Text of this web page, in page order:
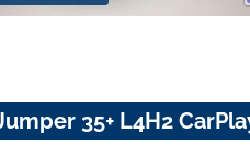
35+ L4H2